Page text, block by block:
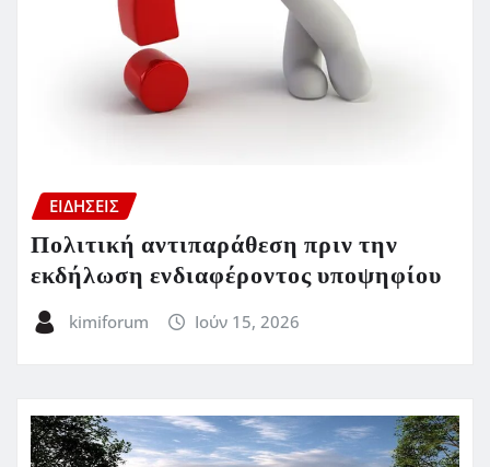
ΕΙΔΗΣΕΙΣ
Πολιτική αντιπαράθεση πριν την
εκδήλωση ενδιαφέροντος υποψηφίου
kimiforum Ιούν 15, 2026